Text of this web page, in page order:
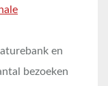
en
bezoeken